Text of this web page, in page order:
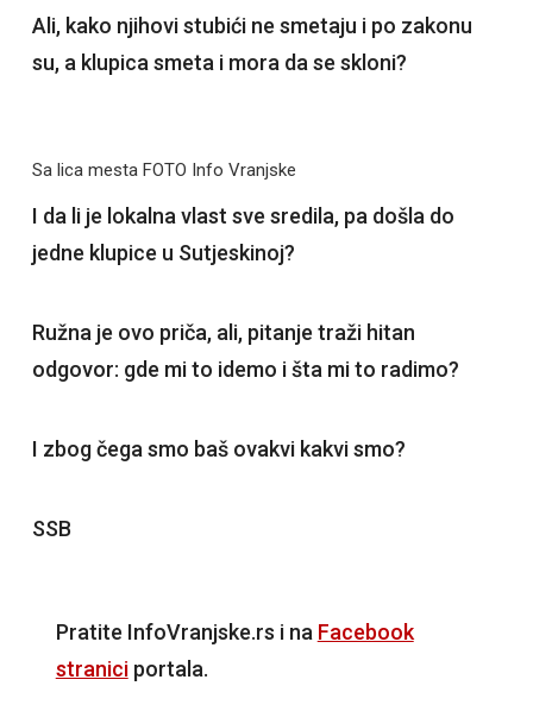
Ali, kako njihovi stubići ne smetaju i po zakonu
su, a klupica smeta i mora da se skloni?
Sa lica mesta FOTO Info Vranjske
I da li je lokalna vlast sve sredila, pa došla do
jedne klupice u Sutjeskinoj?
Ružna je ovo priča, ali, pitanje traži hitan
odgovor: gde mi to idemo i šta mi to radimo?
I zbog čega smo baš ovakvi kakvi smo?
SSB
Pratite InfoVranjske.rs i na Facebook
straniciportala.